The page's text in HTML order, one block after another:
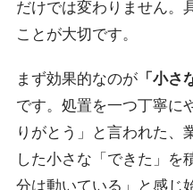
だけでは変わりません。
ことが大切です。
まず効果的なのが「小さ
です。処置を一つ丁寧に
りがとう」と言われた
した小さな「できた」を
分は動いている」と感じ